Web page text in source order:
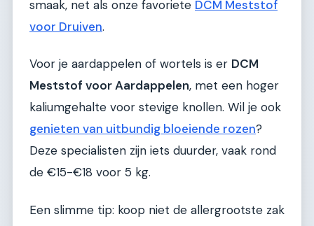
smaak, net als onze favoriete DCM Meststof
voor Druiven.
Voor je aardappelen of wortels is er DCM
Meststof voor Aardappelen, met een hoger
kaliumgehalte voor stevige knollen. Wil je ook
genieten van uitbundig bloeiende rozen?
Deze specialisten zijn iets duurder, vaak rond
de €15-€18 voor 5 kg.
Een slimme tip: koop niet de allergrootste zak